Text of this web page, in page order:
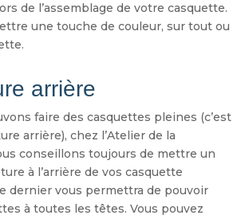
de l’assemblage de votre casquette.
une touche de couleur, sur tout ou
arrière
faire des casquettes pleines (c’est
arrière), chez l’Atelier de la
conseillons toujours de mettre un
à l’arrière de vos casquette
dernier vous permettra de pouvoir
à toutes les têtes. Vous pouvez